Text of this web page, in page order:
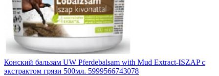
Конский бальзам UW Pferdebalsam with Mud Extract-ISZAP с
экстрактом грязи 500мл. 5999566743078